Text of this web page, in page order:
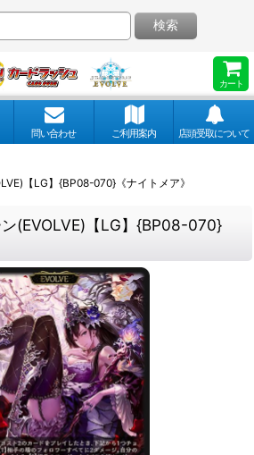
カート
検索
問い合わせ ご利用案内 店頭受取について
【LG】{BP08-070}《ナイトメア》
(EVOLVE)【LG】{BP08-070}